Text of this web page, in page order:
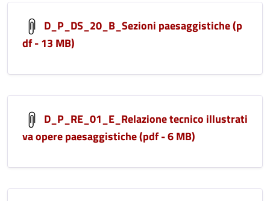
D_P_DS_20_B_Sezioni paesaggistiche (p
df - 13 MB)
D_P_RE_01_E_Relazione tecnico illustrati
va opere paesaggistiche (pdf - 6 MB)